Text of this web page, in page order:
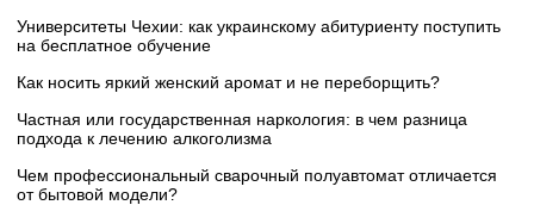
Университеты Чехии: как украинскому абитуриенту поступить
на бесплатное обучение
Как носить яркий женский аромат и не переборщить?
Частная или государственная наркология: в чем разница
подхода к лечению алкоголизма
Чем профессиональный сварочный полуавтомат отличается
от бытовой модели?